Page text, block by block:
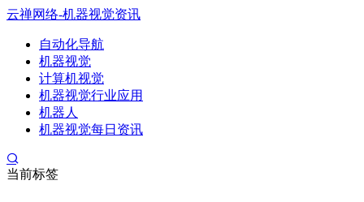
云禅网络-机器视觉资讯
自动化导航
机器视觉
计算机视觉
机器视觉行业应用
机器人
机器视觉每日资讯
当前标签